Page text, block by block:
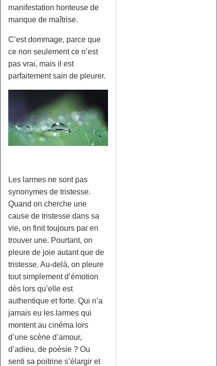
manifestation honteuse de
manque de maîtrise.
C’est dommage, parce que
ce non seulement ce n’est
pas vrai, mais il est
parfaitement sain de pleurer.
Les larmes ne sont pas
synonymes de tristesse.
Quand on cherche une
cause de tristesse dans sa
vie, on finit toujours par en
trouver une. Pourtant, on
pleure de joie autant que de
tristesse. Au-delà, on pleure
tout simplement d’émotion
dès lors qu’elle est
authentique et forte. Qui n’a
jamais eu les larmes qui
montent au cinéma lors
d’une scène d’amour,
d’adieu, de poésie ? Ou
senti sa poitrine s’élargir et